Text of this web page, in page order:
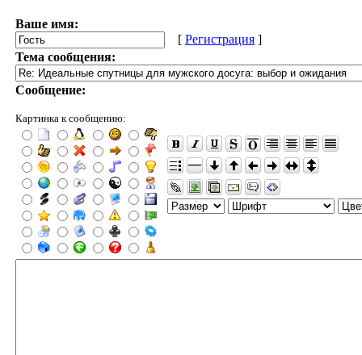
Ваше имя:
[ Регистрация ]
Тема сообщения:
Сообщение:
Картинка к сообщению: